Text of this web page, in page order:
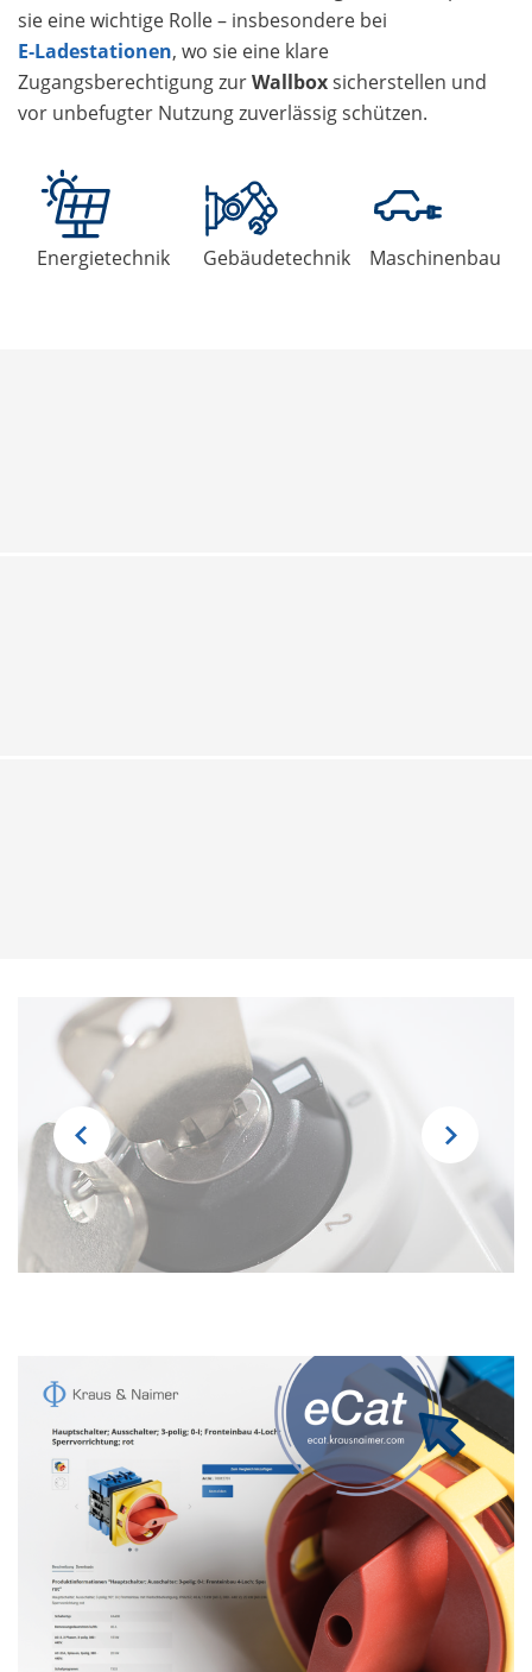
sie eine wichtige Rolle – insbesondere bei
E‑Ladestationen, wo sie eine klare
Zugangsberechtigung zurWallboxsicherstellen und
vor unbefugter Nutzung zuverlässig schützen.
Energietechnik Gebäudetechnik Maschinenbau